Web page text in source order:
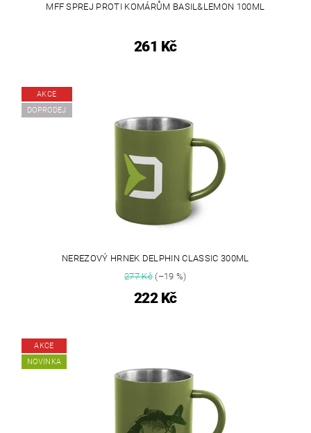
MFF SPREJ PROTI KOMÁRŮM BASIL&LEMON 100ML
261 Kč
AKCE
DOPRODEJ
NEREZOVÝ HRNEK DELPHIN CLASSIC 300ML
277 Kč(–19 %)
222 Kč
AKCE
NOVINKA